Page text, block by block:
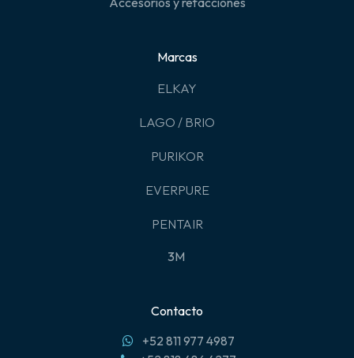
Marcas
ELKAY
LAGO / BRIO
PURIKOR
EVERPURE
PENTAIR
3M
Contacto
+52 811 977 4987